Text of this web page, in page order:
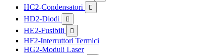
HC2-Condensatori 
HD2-Diodi 
HE2-Fusibili 
HF2-Interruttori Termici
HG2-Moduli Laser